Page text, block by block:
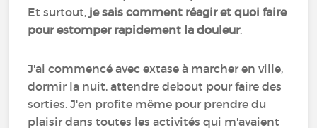
Et surtout, je sais comment réagir et quoi faire
pour estomper rapidement la douleur.
J'ai commencé avec extase à marcher en ville,
dormir la nuit, attendre debout pour faire des
sorties. J'en profite même pour prendre du
plaisir dans toutes les activités qui m'avaient